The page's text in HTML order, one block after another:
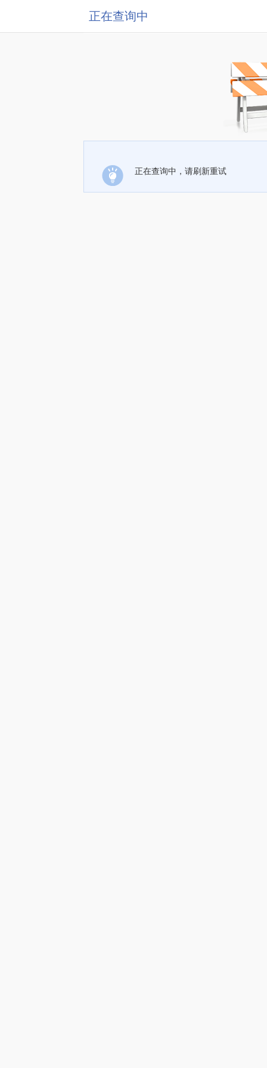
正在查询中
正在查询中，请刷新重试